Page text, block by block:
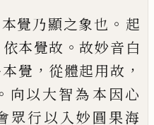
本覺乃顯之象也 。 起
依本覺故 。 故妙音白
覺 ， 從體起用故 ，
。 向以大智為本因心
眾行以入妙圓果海